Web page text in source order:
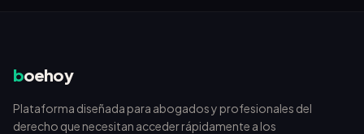
boehoy
Plataforma diseñada para abogados y profesionales del
derecho que necesitan acceder rápidamente a los